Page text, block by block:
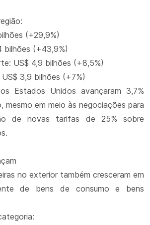
(+29,9%)
bilhões (+43,9%)
US$ 4,9 bilhões (+8,5%)
3,9 bilhões (+7%)
Estados Unidos avançaram 3,7%
mesmo em meio às negociações para
de novas tarifas de 25% sobre
no exterior também cresceram em
de bens de consumo e bens